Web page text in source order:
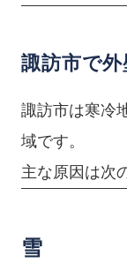
諏訪市で
諏訪市は寒冷
域です。
主な原因は次
雪